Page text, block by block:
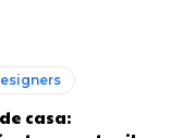
casa: